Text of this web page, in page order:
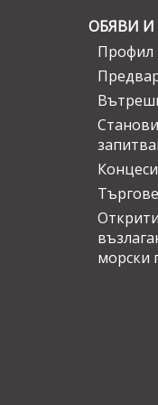
ОБЯВИ И
Профил
морски